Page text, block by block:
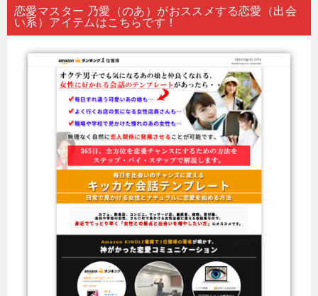
恋愛マスター 乃愛（のあ）がおススメする恋愛（出会
い系）アイテムはこちらです！